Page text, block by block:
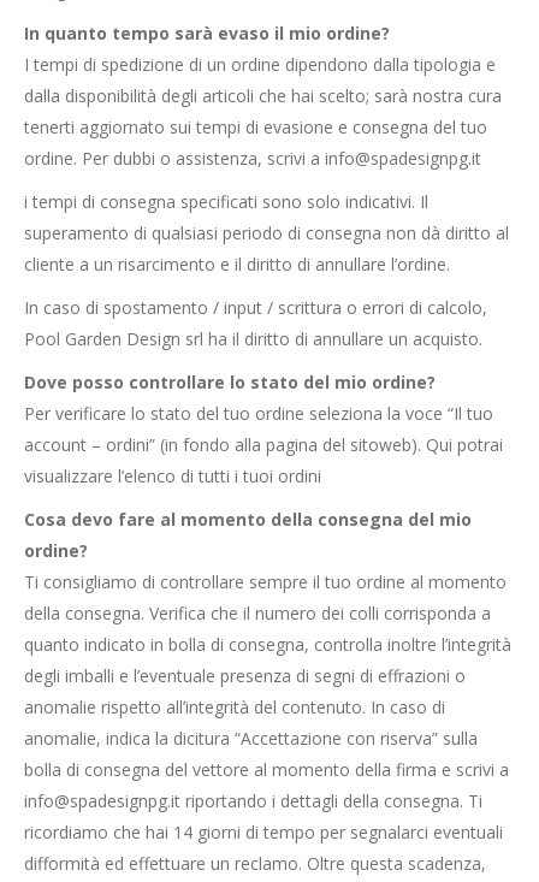
In quanto tempo sarà evaso il mio ordine?
I tempi di spedizione di un ordine dipendono dalla tipologia e
dalla disponibilità degli articoli che hai scelto; sarà nostra cura
tenerti aggiornato sui tempi di evasione e consegna del tuo
ordine. Per dubbi o assistenza, scrivi a info@spadesignpg.it
i tempi di consegna specificati sono solo indicativi. Il
superamento di qualsiasi periodo di consegna non dà diritto al
cliente a un risarcimento e il diritto di annullare l’ordine.
In caso di spostamento / input / scrittura o errori di calcolo,
Pool Garden Design srl ha il diritto di annullare un acquisto.
Dove posso controllare lo stato del mio ordine?
Per verificare lo stato del tuo ordine seleziona la voce “Il tuo
account – ordini” (in fondo alla pagina del sitoweb). Qui potrai
visualizzare l’elenco di tutti i tuoi ordini
Cosa devo fare al momento della consegna del mio
ordine?
Ti consigliamo di controllare sempre il tuo ordine al momento
della consegna. Verifica che il numero dei colli corrisponda a
quanto indicato in bolla di consegna, controlla inoltre l’integrità
degli imballi e l’eventuale presenza di segni di effrazioni o
anomalie rispetto all’integrità del contenuto. In caso di
anomalie, indica la dicitura “Accettazione con riserva” sulla
bolla di consegna del vettore al momento della firma e scrivi a
info@spadesignpg.it riportando i dettagli della consegna. Ti
ricordiamo che hai 14 giorni di tempo per segnalarci eventuali
difformità ed effettuare un reclamo. Oltre questa scadenza,